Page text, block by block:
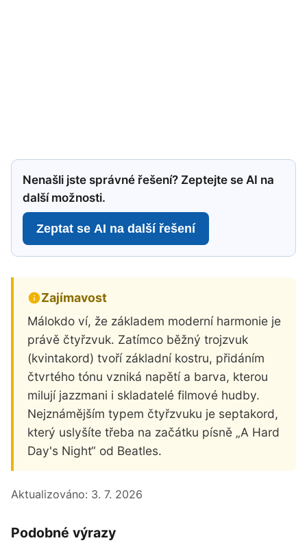
Nenašli jste správné řešení? Zeptejte se AI na
další možnosti.
Zeptat se AI na další řešení
Zajímavost
Málokdo ví, že základem moderní harmonie je
právě čtyřzvuk. Zatímco běžný trojzvuk
(kvintakord) tvoří základní kostru, přidáním
čtvrtého tónu vzniká napětí a barva, kterou
milují jazzmani i skladatelé filmové hudby.
Nejznámějším typem čtyřzvuku je septakord,
který uslyšíte třeba na začátku písně „A Hard
Day's Night“ od Beatles.
Aktualizováno: 3. 7. 2026
Podobné výrazy